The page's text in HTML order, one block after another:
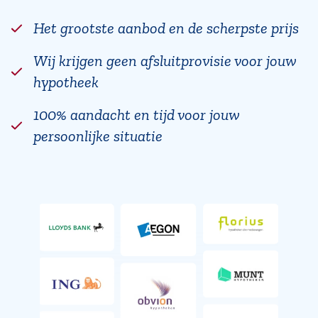
Het grootste aanbod en de scherpste prijs
Wij krijgen geen afsluitprovisie voor jouw
hypotheek
100% aandacht en tijd voor jouw
persoonlijke situatie